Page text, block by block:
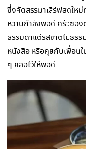
ซึ่งคัดสรรมาเสิร์ฟสดใหม่
หวานกำลังพอดี ครัวซอง
ธรรมดาแต่รสชาติไม่ธรร
หนังสือ หรือคุยกับเพื่อนใ
ๆ คลอไว้ให้พอดี